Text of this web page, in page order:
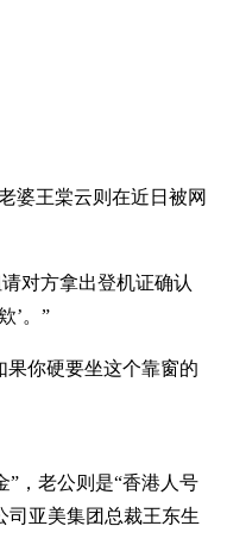
婆王棠云则在近日被网
对方拿出登机证确认
’。”
果你硬要坐这个靠窗的
”，老公则是“香港人号
司亚美集团总裁王东生